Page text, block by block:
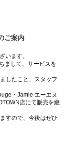
ご案内
います。
まして、サービスを
したこと、スタッフ
・Jamie エーエヌ
店にて販売を継
すので、今後はぜひ